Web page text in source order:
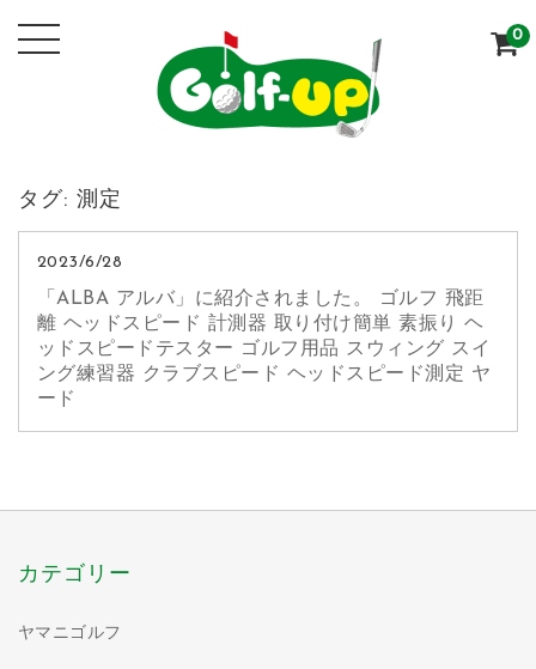
0
タグ: 測定
2023/6/28
「ALBA アルバ」に紹介されました。 ゴルフ 飛距
離 ヘッドスピード 計測器 取り付け簡単 素振り ヘ
ッドスピードテスター ゴルフ用品 スウィング スイ
ング練習器 クラブスピード ヘッドスピード測定 ヤ
ード
カテゴリー
ヤマニゴルフ